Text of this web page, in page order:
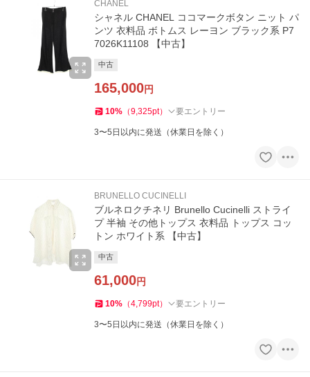
CHANEL
シャネル CHANEL ココマークボタン ニット パ
ンツ 衣料品 ボトムス レーヨン ブラック系 P7
7026K11108 【中古】
中古
165,000円
10% （9,325pt） 要エントリー
3〜5日以内に発送（休業日を除く）
BRUNELLO CUCINELLI
ブルネロクチネリ Brunello Cucinelli ストライ
プ 半袖 その他トップス 衣料品 トップス コッ
トン ホワイト系 【中古】
中古
61,000円
10% （4,799pt） 要エントリー
3〜5日以内に発送（休業日を除く）